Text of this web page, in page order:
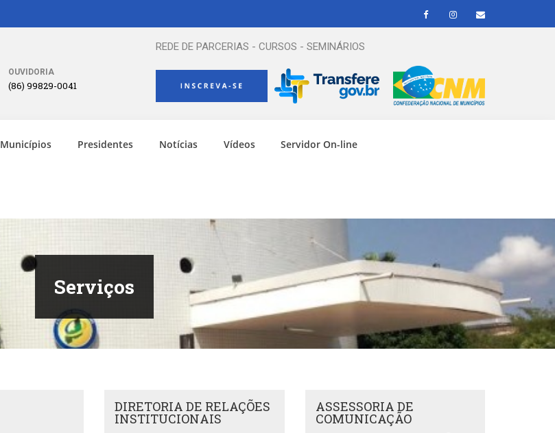
OUVIDORIA
(86) 99829-0041
REDE DE PARCERIAS - CURSOS - SEMINÁRIOS
Municípios Presidentes Notícias Vídeos Servidor On-line
Serviços
DIRETORIA DE RELAÇÕES
INSTITUCIONAIS
ASSESSORIA DE
COMUNICAÇÃO